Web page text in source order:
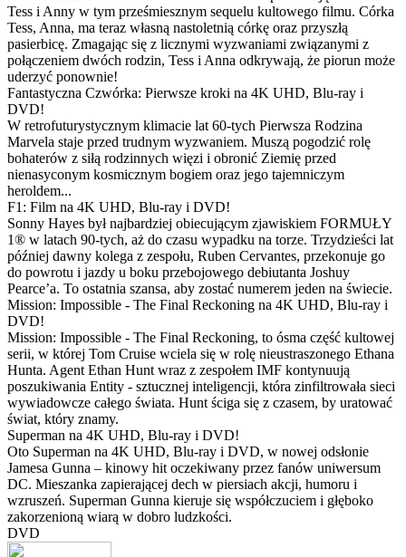
Tess i Anny w tym prześmiesznym sequelu kultowego filmu. Córka
Tess, Anna, ma teraz własną nastoletnią córkę oraz przyszłą
pasierbicę. Zmagając się z licznymi wyzwaniami związanymi z
połączeniem dwóch rodzin, Tess i Anna odkrywają, że piorun może
uderzyć ponownie!
Fantastyczna Czwórka: Pierwsze kroki na 4K UHD, Blu-ray i
DVD!
W retrofuturystycznym klimacie lat 60-tych Pierwsza Rodzina
Marvela staje przed trudnym wyzwaniem. Muszą pogodzić rolę
bohaterów z siłą rodzinnych więzi i obronić Ziemię przed
nienasyconym kosmicznym bogiem oraz jego tajemniczym
heroldem...
F1: Film na 4K UHD, Blu-ray i DVD!
Sonny Hayes był najbardziej obiecującym zjawiskiem FORMUŁY
1® w latach 90-tych, aż do czasu wypadku na torze. Trzydzieści lat
później dawny kolega z zespołu, Ruben Cervantes, przekonuje go
do powrotu i jazdy u boku przebojowego debiutanta Joshuy
Pearce’a. To ostatnia szansa, aby zostać numerem jeden na świecie.
Mission: Impossible - The Final Reckoning na 4K UHD, Blu-ray i
DVD!
Mission: Impossible - The Final Reckoning, to ósma część kultowej
serii, w której Tom Cruise wciela się w rolę nieustraszonego Ethana
Hunta. Agent Ethan Hunt wraz z zespołem IMF kontynuują
poszukiwania Entity - sztucznej inteligencji, która zinfiltrowała sieci
wywiadowcze całego świata. Hunt ściga się z czasem, by uratować
świat, który znamy.
Superman na 4K UHD, Blu-ray i DVD!
Oto Superman na 4K UHD, Blu-ray i DVD, w nowej odsłonie
Jamesa Gunna – kinowy hit oczekiwany przez fanów uniwersum
DC. Mieszanka zapierającej dech w piersiach akcji, humoru i
wzruszeń. Superman Gunna kieruje się współczuciem i głęboko
zakorzenioną wiarą w dobro ludzkości.
DVD